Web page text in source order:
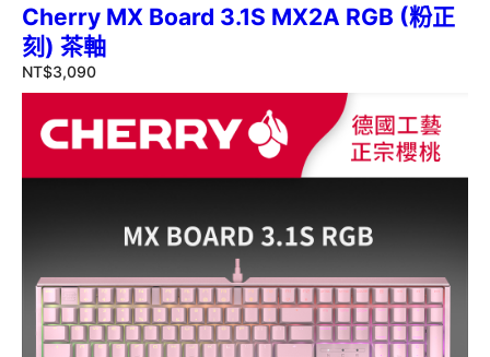
Cherry MX Board 3.1S MX2A RGB (粉正
刻) 茶軸
NT$3,090